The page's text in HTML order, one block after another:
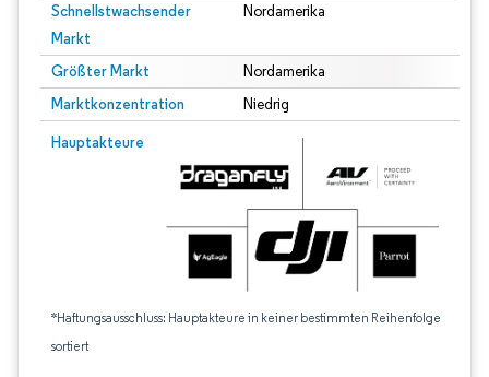
Schnellstwachsender
Markt
Nordamerika
Größter Markt Nordamerika
Marktkonzentration Niedrig
Hauptakteure
*Haftungsausschluss: Hauptakteure in keiner bestimmten Reihenfolge
sortiert